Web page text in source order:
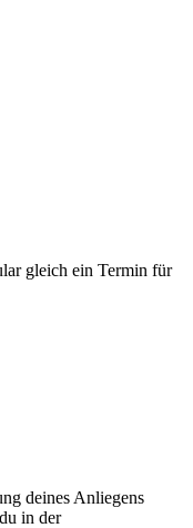
gleich ein Termin für
deines Anliegens
in der